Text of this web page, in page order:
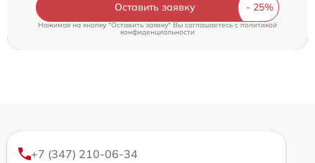
Оставить заявку
Нажимая на кнопку "Оставить заявку" Вы соглашаетесь cполитикой
конфиденциальности
+7 (347) 210-06-34